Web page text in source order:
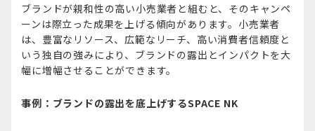
ブランドが親和性の高い小売業者と組むと、そのキャンペ
ーンは際立った成果を上げる傾向があります。小売業者
は、豊富なリソース、広範なリーチ、高い消費者信頼度と
いう独自の強みにより、ブランドの露出とインパクトを大
幅に増幅させることができます。
事例：ブランドの露出を底上げするSPACE NK